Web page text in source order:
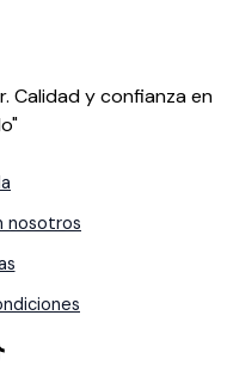
Calidad y confianza en
nosotros